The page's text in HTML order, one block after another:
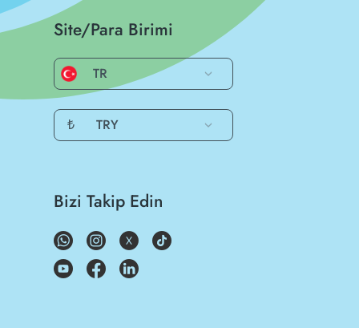
Site/Para Birimi
TR
₺ TRY
Bizi Takip Edin